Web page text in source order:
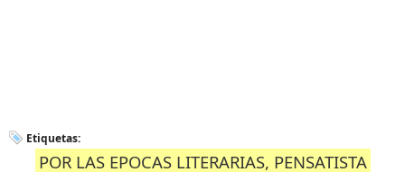
Etiquetas:
POR LAS EPOCAS LITERARIAS, PENSATISTA